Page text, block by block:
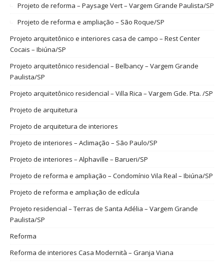
Projeto de reforma – Paysage Vert – Vargem Grande Paulista/SP
Projeto de reforma e ampliação – São Roque/SP
Projeto arquitetônico e interiores casa de campo – Rest Center
Cocais – Ibiúna/SP
Projeto arquitetônico residencial – Belbancy – Vargem Grande
Paulista/SP
Projeto arquitetônico residencial – Villa Rica – Vargem Gde. Pta. /SP
Projeto de arquitetura
Projeto de arquitetura de interiores
Projeto de interiores – Aclimação – São Paulo/SP
Projeto de interiores – Alphaville – Barueri/SP
Projeto de reforma e ampliação – Condomínio Vila Real – Ibiúna/SP
Projeto de reforma e ampliação de edícula
Projeto residencial – Terras de Santa Adélia – Vargem Grande
Paulista/SP
Reforma
Reforma de interiores Casa Modernità – Granja Viana